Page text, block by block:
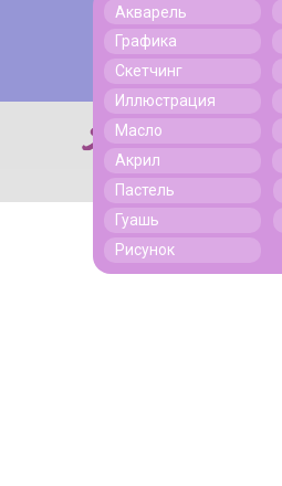
Акварель
Графика
Скетчинг
Иллюстрация
Масло
Акрил
Пастель
Гуашь
Рисунок